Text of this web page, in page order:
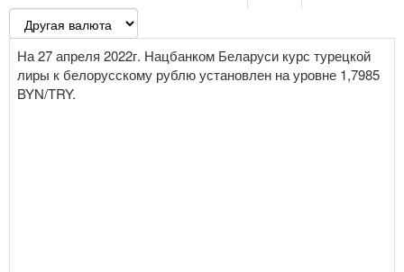
На 27 апреля 2022г. Нацбанком Беларуси курс турецкой
лиры к белорусскому рублю установлен на уровне 1,7985
BYN/TRY.